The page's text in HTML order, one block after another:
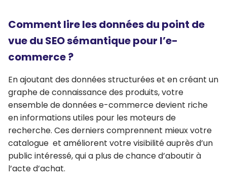
Comment lire les données du point de
vue du SEO sémantique pour l’e-
commerce ?
En ajoutant des données structurées et en créant un
graphe de connaissance des produits, votre
ensemble de données e-commerce devient riche
en informations utiles pour les moteurs de
recherche. Ces derniers comprennent mieux votre
catalogue et améliorent votre visibilité auprès d’un
public intéressé, qui a plus de chance d’aboutir à
l’acte d’achat.